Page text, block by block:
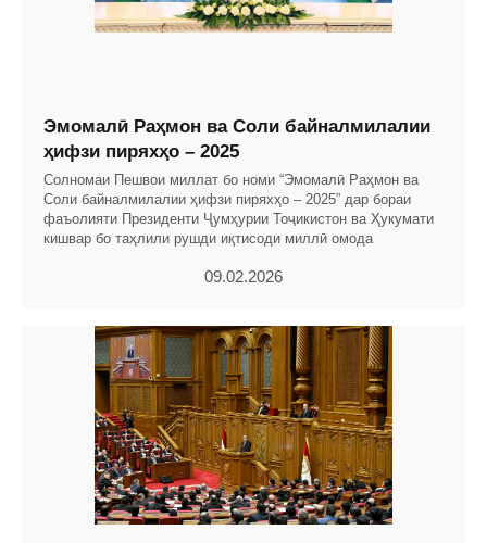
Эмомалӣ Раҳмон ва Соли байналмилалии
ҳифзи пиряхҳо – 2025
Солномаи Пешвои миллат бо номи “Эмомалӣ Раҳмон ва
Соли байналмилалии ҳифзи пиряхҳо – 2025” дар бораи
фаъолияти Президенти Ҷумҳурии Тоҷикистон ва Ҳукумати
кишвар бо таҳлили рушди иқтисоди миллӣ омода
09.02.2026